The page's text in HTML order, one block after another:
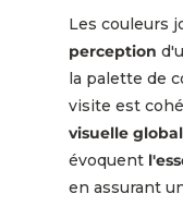
Les couleurs
perception
la palette de
visite est
visuelle
évoquent
en assurant